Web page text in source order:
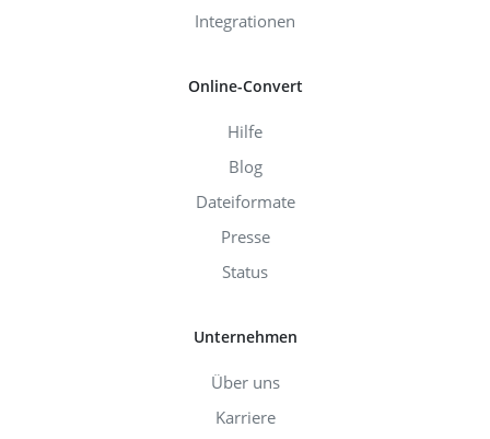
Integrationen
Online-Convert
Hilfe
Blog
Dateiformate
Presse
Status
Unternehmen
Über uns
Karriere